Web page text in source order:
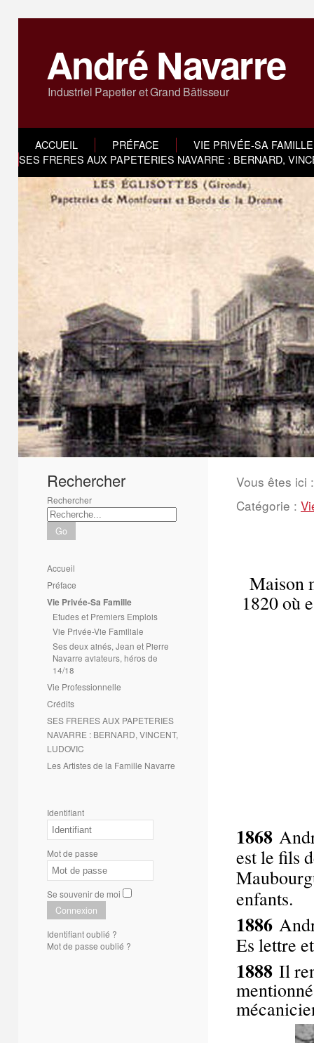
André Navarre
Industriel Papetier et Grand Bâtisseur
ACCUEIL PRÉFACE
VIE PRIVÉE-SA FAMILLE
SES FRERES AUX PAPETERIES NAVARRE : BERNARD,
1 2 3 4 5 6
Rechercher
Rechercher
Go
Accueil
Préface
Vie Privée-Sa Famille
Etudes et Premiers Emplois
Vie Privée-Vie Familiale
Ses deux ainés, Jean et Pierre
Navarre aviateurs, héros de
14/18
Vie Professionnelle
Crédits
SES FRERES AUX PAPETERIES
NAVARRE : BERNARD, VINCENT,
LUDOVIC
Les Artistes de la Famille Navarre
Identifiant
Mot de passe
Se souvenir de moi
Connexion
Identifiant oublié ?
Mot de passe oublié ?
Vous êtes ici :
Catégorie :
Maison
1820 où
1868
est le fils
enfants.
1886
Es lettre
1888 Il